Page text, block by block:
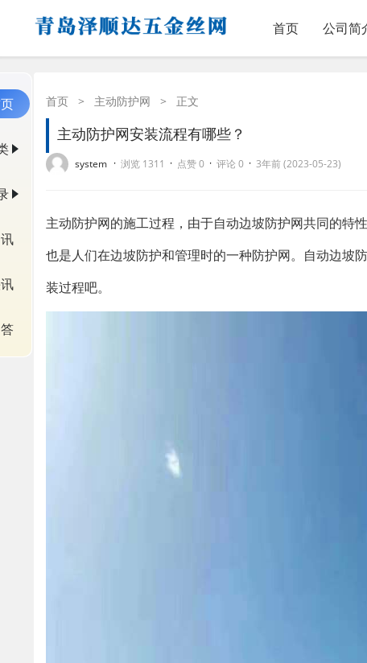
首页 公司简
首页 > 主动防护网 > 正文
主动防护网安装流程有哪些？
system · 浏览 1311 · 点赞 0 · 评论 0 · 3年前 (2023-05-23)
主动防护网的施工过程，由于自动边坡防护网共同的特
也是人们在边坡防护和管理时的一种防护网。自动边坡
装过程吧。